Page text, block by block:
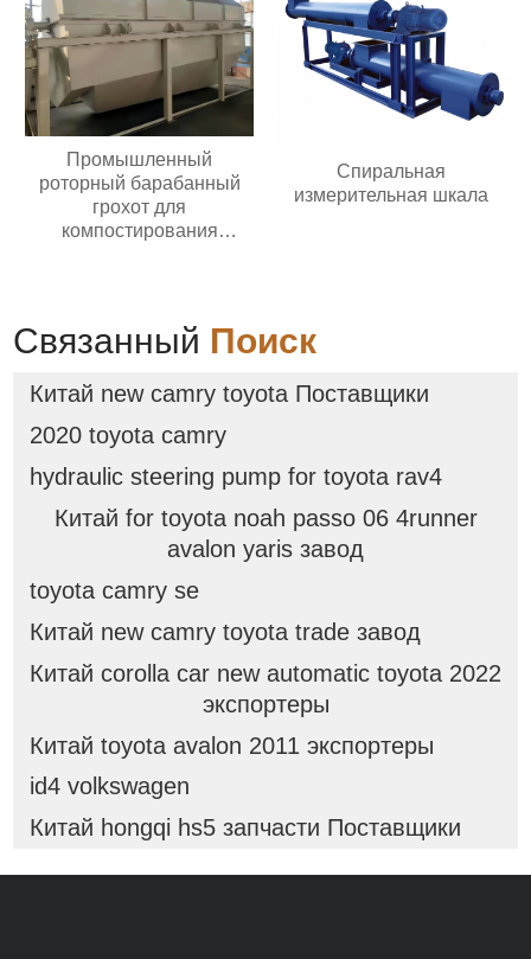
Промышленный
роторный барабанный
грохот для
компостирования
Спиральная
измерительная шкала
Связанный Поиск
Китай new camry toyota Поставщики
2020 toyota camry
hydraulic steering pump for toyota rav4
Китай for toyota noah passo 06 4runner
avalon yaris завод
toyota camry se
Китай new camry toyota trade завод
Китай corolla car new automatic toyota 2022
экспортеры
Китай toyota avalon 2011 экспортеры
id4 volkswagen
Китай hongqi hs5 запчасти Поставщики